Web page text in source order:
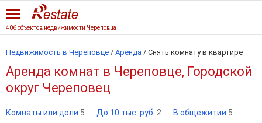
406 объектов недвижимости Череповца
Недвижимость в Череповце / Аренда / Снять комнату в квартире
Аренда комнат в Череповце, Городской
округ Череповец
Комнаты или доли 5 До 10 тыс. руб. 2 В общежитии 5